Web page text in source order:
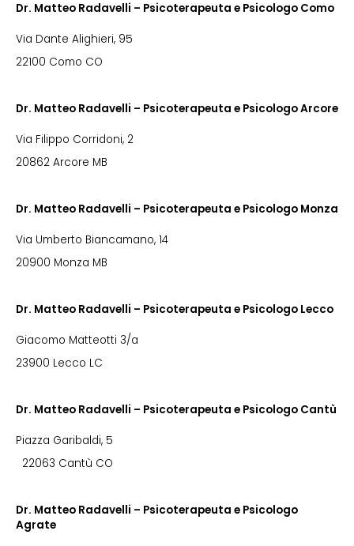
Dr. Matteo Radavelli – Psicoterapeuta e Psicologo Como
Via Dante Alighieri, 95
22100 Como CO
Dr. Matteo Radavelli – Psicoterapeuta e Psicologo Arcore
Via Filippo Corridoni, 2
20862 Arcore MB
Dr. Matteo Radavelli – Psicoterapeuta e Psicologo Monza
Via Umberto Biancamano, 14
20900 Monza MB
Dr. Matteo Radavelli – Psicoterapeuta e Psicologo Lecco
Giacomo Matteotti 3/a
23900 Lecco LC
Dr. Matteo Radavelli – Psicoterapeuta e Psicologo Cantù
Piazza Garibaldi, 5
22063 Cantù CO
Dr. Matteo Radavelli – Psicoterapeuta e Psicologo
Agrate